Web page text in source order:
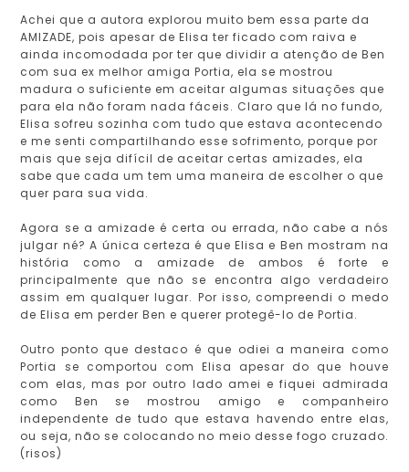
Achei que a autora explorou muito bem essa parte da
AMIZADE, pois apesar de Elisa ter ficado com raiva e
ainda incomodada por ter que dividir a atenção de Ben
com sua ex melhor amiga Portia, ela se mostrou
madura o suficiente em aceitar algumas situações que
para ela não foram nada fáceis. Claro que lá no fundo,
Elisa sofreu sozinha com tudo que estava acontecendo
e me senti compartilhando esse sofrimento, porque por
mais que seja difícil de aceitar certas amizades, ela
sabe que cada um tem uma maneira de escolher o que
quer para sua vida.
Agora se a amizade é certa ou errada, não cabe a nós
julgar né? A única certeza é que Elisa e Ben mostram na
história como a amizade de ambos é forte e
principalmente que não se encontra algo verdadeiro
assim em qualquer lugar. Por isso, compreendi o medo
de Elisa em perder Ben e querer protegê-lo de Portia.
Outro ponto que destaco é que odiei a maneira como
Portia se comportou com Elisa apesar do que houve
com elas, mas por outro lado amei e fiquei admirada
como Ben se mostrou amigo e companheiro
independente de tudo que estava havendo entre elas,
ou seja, não se colocando no meio desse fogo cruzado.
(risos)